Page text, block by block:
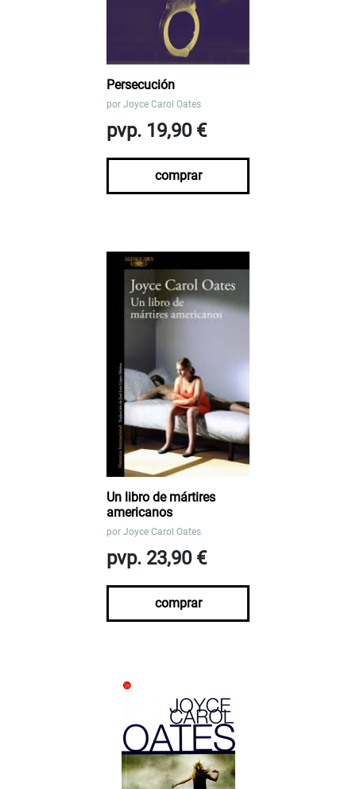
Persecución
por Joyce Carol Oates
pvp. 19,90 €
comprar
Un libro de mártires
americanos
por Joyce Carol Oates
pvp. 23,90 €
comprar